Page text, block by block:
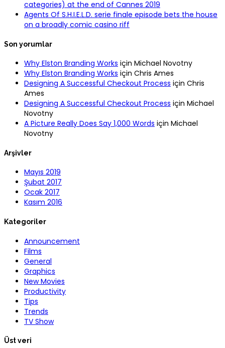
categories) at the end of Cannes 2019
Agents Of S.H.I.E.L.D. serie finale episode bets the house
on a broadly comic casino riff
Son yorumlar
Why Elston Branding Works için Michael Novotny
Why Elston Branding Works için Chris Ames
Designing A Successful Checkout Process için Chris
Ames
Designing A Successful Checkout Process için Michael
Novotny
A Picture Really Does Say 1,000 Words için Michael
Novotny
Arşivler
Mayıs 2019
Şubat 2017
Ocak 2017
Kasım 2016
Kategoriler
Announcement
Films
General
Graphics
New Movies
Productivity
Tips
Trends
TV Show
Üst veri